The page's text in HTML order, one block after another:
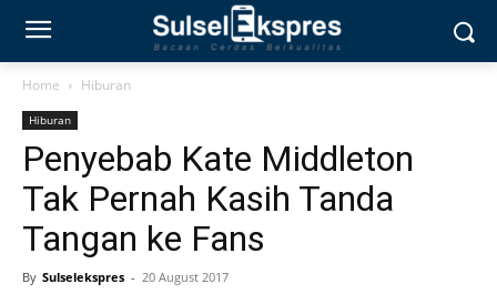
Home Hiburan
Hiburan
Penyebab Kate Middleton
Tak Pernah Kasih Tanda
Tangan ke Fans
By Sulselekspres - 20 August 2017